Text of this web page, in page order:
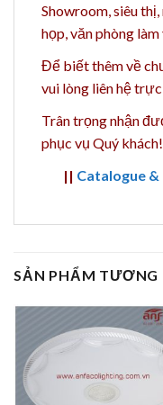
Showroom, siêu
họp, văn phòng làm
Để biết thêm về
vui lòng liên hệ
Trân trọng nhận
phục vụ Quý khách!
|| Catalogue &
SẢN PHẨM TƯƠNG